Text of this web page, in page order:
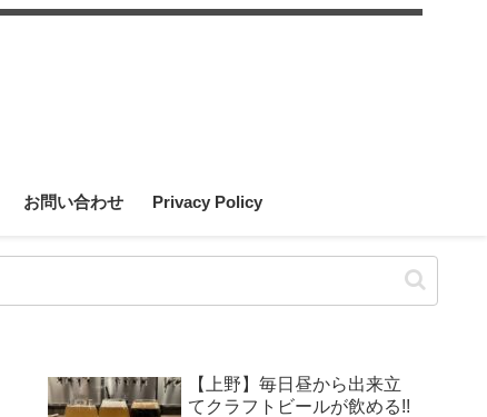
お問い合わせ Privacy Policy
【上野】毎日昼から出来立
てクラフトビールが飲める!!